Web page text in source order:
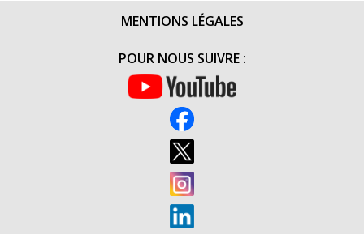
MENTIONS LÉGALES
POUR NOUS SUIVRE :